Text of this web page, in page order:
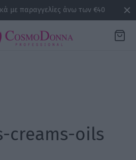
με παραγγελίες άνω των €40
creams-oils